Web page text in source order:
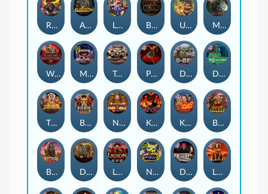
Kill Em All Blood Diamond
Nexus Fire In The Hole xBomb
Dead Men Walking
Munchies
Apocalypse Super xNudge Bangkok Hilton
Nexus Outsourced
Tombstone No Mercy
Roadkill
Kiss My Chainsaw
Land of the Free
Warrior Graveyard xNudge
Little Bighorn
Devil's Crossroad
Possessed
Legion X
Disturbed
Buffalo Hunter
Misery Mining
Bushido Way xNudge
D Day
The Border
Ugliest Catch